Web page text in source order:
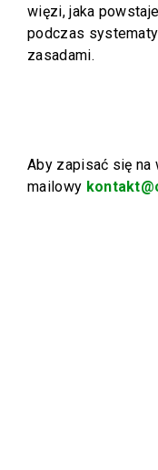
więzi, jaka
podczas
zasadami.
Aby zapisać się
mailowy